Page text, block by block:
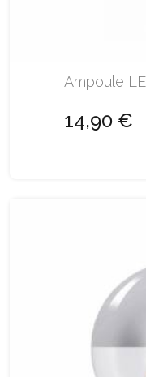
Ampoule
14,90 €